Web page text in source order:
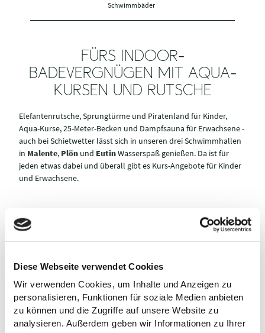
Diese Webseite verwendet Cookies
Wir verwenden Cookies, um Inhalte und Anzeigen zu
personalisieren, Funktionen für soziale Medien anbieten
zu können und die Zugriffe auf unsere Website zu
analysieren. Außerdem geben wir Informationen zu Ihrer
Schwimmbäder
FÜRS INDOOR-
BADEVERGNÜGEN MIT AQUA-
KURSEN UND RUTSCHE
Elefantenrutsche, Sprungtürme und Piratenland für Kinder,
Aqua-Kurse, 25-Meter-Becken und Dampfsauna für Erwachsene -
auch bei Schietwetter lässt sich in unseren drei Schwimmhallen
in Malente, Plön und EutinWasserspaß genießen. Da ist für
jeden etwas dabei und überall gibt es Kurs-Angebote für Kinder
und Erwachsene.
PLÖNBAD
© C. Conrad
BRUHN-
EUTIN
© P. Hermans
SCHWIMM
©
L
a
n
d
e
s
s
p
o
r
t
v
b
a
n
d
S
c
hl
e
s
wi
g-
H
ol
s
t
ei